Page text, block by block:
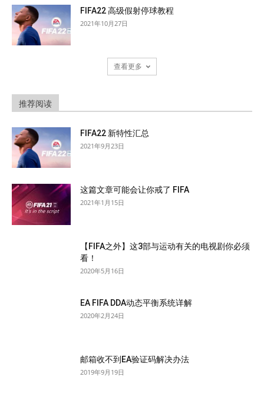
FIFA22 高级假射停球教程
2021年10月27日
查看更多
推荐阅读
FIFA22 新特性汇总
2021年9月23日
这篇文章可能会让你戒了 FIFA
2021年1月15日
【FIFA之外】这3部与运动有关的电视剧你必须
看！
2020年5月16日
EA FIFA DDA动态平衡系统详解
2020年2月24日
邮箱收不到EA验证码解决办法
2019年9月19日